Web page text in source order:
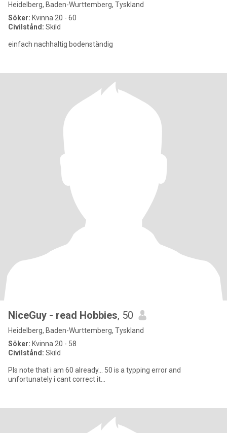
Heidelberg, Baden-Wurttemberg, Tyskland
Söker: Kvinna 20 - 60
Civilstånd: Skild
einfach nachhaltig bodenständig
NiceGuy - read Hobbies, 50
Heidelberg, Baden-Wurttemberg, Tyskland
Söker: Kvinna 20 - 58
Civilstånd: Skild
Pls note that i am 60 already... 50 is a typping error and
unfortunately i cant correct it...